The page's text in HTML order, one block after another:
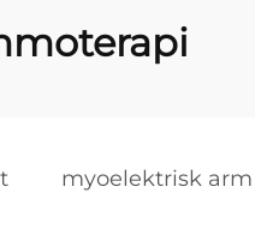
myoelektrisk